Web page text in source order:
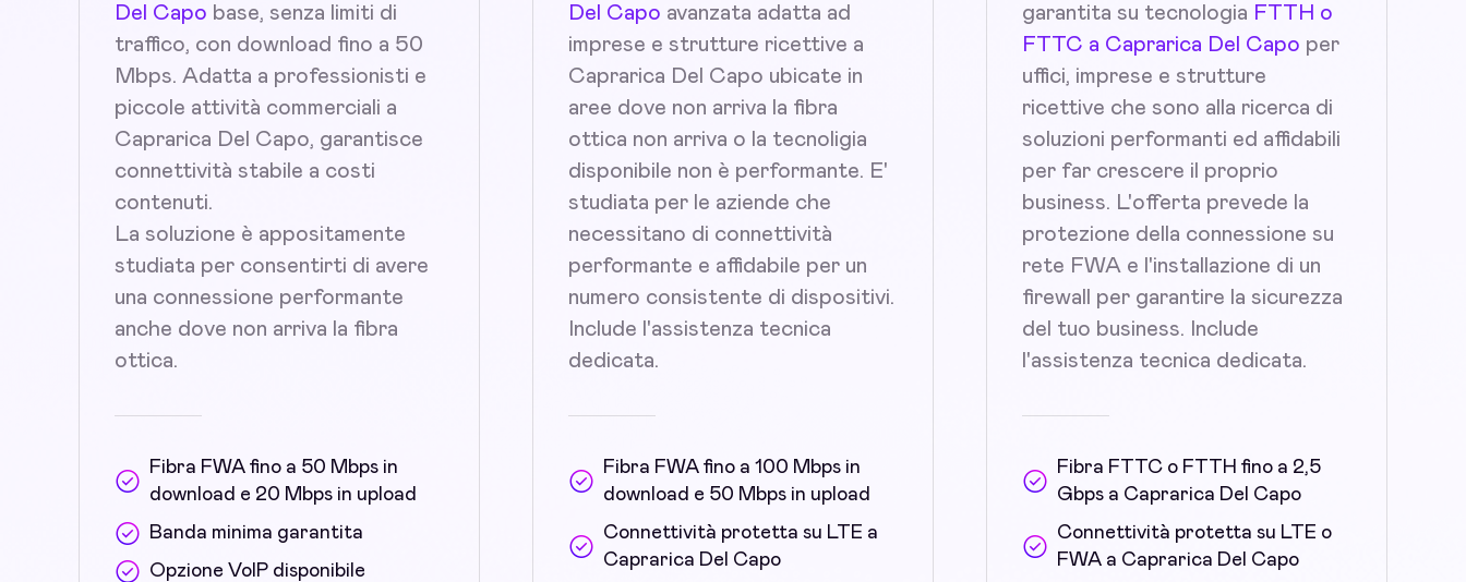
Del Capo base, senza limiti di
traffico, con download fino a 50
Mbps. Adatta a professionisti e
piccole attività commerciali a
Caprarica Del Capo, garantisce
connettività stabile a costi
contenuti.
La soluzione è appositamente
studiata per consentirti di avere
una connessione performante
anche dove non arriva la fibra
ottica.
Fibra FWA fino a 50 Mbps in
download e 20 Mbps in upload
Banda minima garantita
Opzione VoIP disponibile
Del Capo avanzata adatta ad
imprese e strutture ricettive a
Caprarica Del Capo ubicate in
aree dove non arriva la fibra
ottica non arriva o la tecnoligia
disponibile non è performante. E'
studiata per le aziende che
necessitano di connettività
performante e affidabile per un
numero consistente di dispositivi.
Include l'assistenza tecnica
dedicata.
Fibra FWA fino a 100 Mbps in
download e 50 Mbps in upload
Connettività protetta su LTE a
Caprarica Del Capo
garantita su tecnologia FTTH o
FTTC a Caprarica Del Capo per
uffici, imprese e strutture
ricettive che sono alla ricerca di
soluzioni performanti ed affidabili
per far crescere il proprio
business. L'offerta prevede la
protezione della connessione su
rete FWA e l'installazione di un
firewall per garantire la sicurezza
del tuo business. Include
l'assistenza tecnica dedicata.
Fibra FTTC o FTTH fino a 2,5
Gbps a Caprarica Del Capo
Connettività protetta su LTE o
FWA a Caprarica Del Capo